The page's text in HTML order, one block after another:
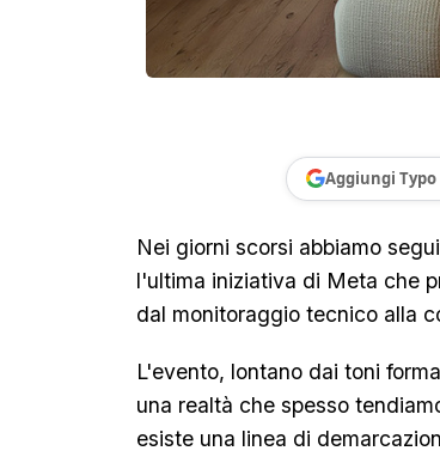
Aggiungi
Nei giorni scorsi abbiamo
l'ultima iniziativa di Meta che
dal monitoraggio tecnico alla
L'evento, lontano dai toni
una realtà che spesso
esiste una linea di